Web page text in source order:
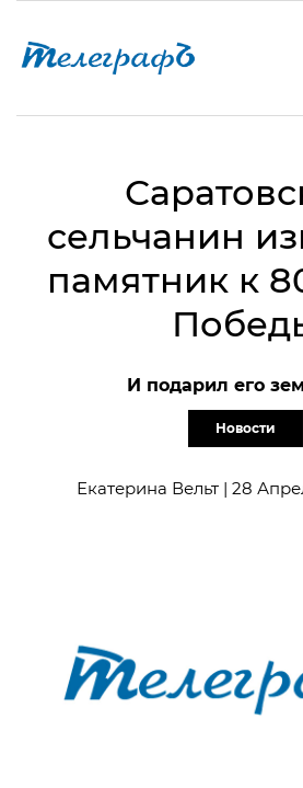
сельчанин
памятник к
И подарил его
Новости
Екатерина Вельт | 28